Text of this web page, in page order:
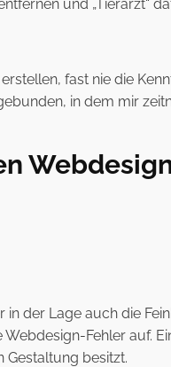
und „Tierarzt“
fast nie die
in dem mir
der Lage auch die
Fehler auf.
Gestaltung besitzt.